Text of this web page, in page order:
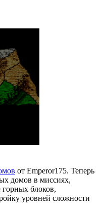
от Emperor175. Теперь
домов в миссиях,
горных блоков,
уровней сложности